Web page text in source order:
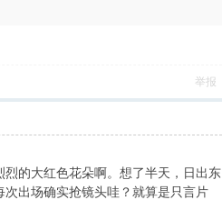
举报
的大红色花朵啊。想了半天，日出东
出场确实抢镜头哇？就算是只言片